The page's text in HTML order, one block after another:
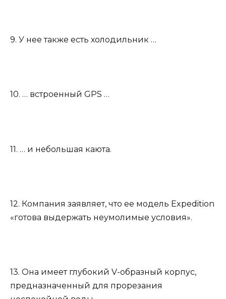
9. У нее также есть холодильник …
10. … встроенный GPS …
11. … и небольшая каюта.
12. Компания заявляет, что ее модель Expedition
«готова выдержать неумолимые условия».
13. Она имеет глубокий V-образный корпус,
предназначенный для прорезания